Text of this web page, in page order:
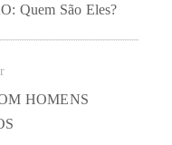
Quem São Eles?
HOMENS